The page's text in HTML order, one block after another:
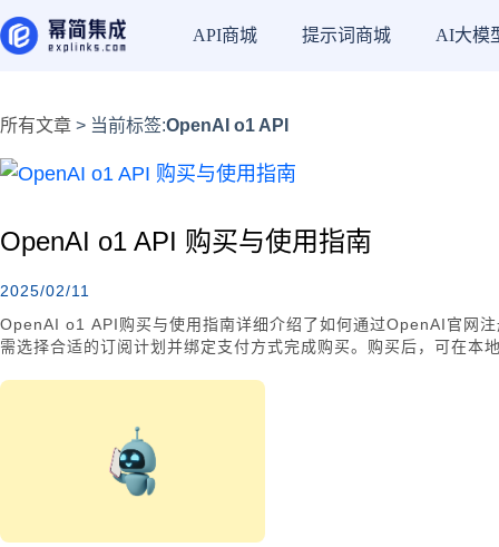
API商城 提示词商城 AI大模
所有文章 > 当前标签:OpenAI o1 API
OpenAI o1 API 购买与使用指南
2025/02/11
OpenAI o1 API购买与使用指南详细介绍了如何通过OpenAI官网
需选择合适的订阅计划并绑定支付方式完成购买。购买后，可在本
大的AI能力。